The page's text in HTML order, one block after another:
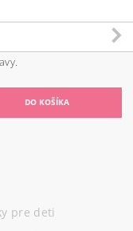
pre deti